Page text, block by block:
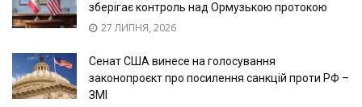
зберігає контроль над Ормузькою протокою
27 ЛИПНЯ, 2026
Сенат США винесе на голосування
законопроєкт про посилення санкцій проти РФ –
ЗМІ